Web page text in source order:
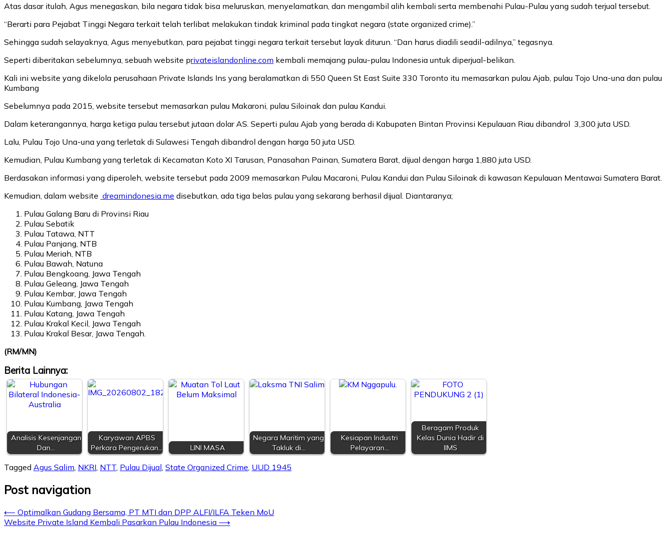
Atas dasar itulah, Agus menegaskan, bila negara tidak bisa meluruskan, menyelamatkan, dan mengambil alih kembali serta membenahi Pulau-Pulau yang sudah terjual tersebut.
“Berarti para Pejabat Tinggi Negara terkait telah terlibat melakukan tindak kriminal pada tingkat negara (state organized crime).”
Sehingga sudah selayaknya, Agus menyebutkan, para pejabat tinggi negara terkait tersebut layak diturun. “Dan harus diadili seadil-adilnya,” tegasnya.
Seperti diberitakan sebelumnya, sebuah website privateislandonline.com kembali memajang pulau-pulau Indonesia untuk diperjual-belikan.
Kali ini website yang dikelola perusahaan Private Islands Ins yang beralamatkan di 550 Queen St East Suite 330 Toronto itu memasarkan pulau Ajab, pulau Tojo Una-una dan pulau
Kumbang
Sebelumnya pada 2015, website tersebut memasarkan pulau Makaroni, pulau Siloinak dan pulau Kandui.
Dalam keterangannya, harga ketiga pulau tersebut jutaan dolar AS. Seperti pulau Ajab yang berada di Kabupaten Bintan Provinsi Kepulauan Riau dibandrol 3,300 juta USD.
Lalu, Pulau Tojo Una-una yang terletak di Sulawesi Tengah dibandrol dengan harga 50 juta USD.
Kemudian, Pulau Kumbang yang terletak di Kecamatan Koto XI Tarusan, Panasahan Painan, Sumatera Barat, dijual dengan harga 1,880 juta USD.
Berdasakan informasi yang diperoleh, website tersebut pada 2009 memasarkan Pulau Macaroni, Pulau Kandui dan Pulau Siloinak di kawasan Kepulauan Mentawai Sumatera Barat.
Kemudian, dalam website dreamindonesia.me disebutkan, ada tiga belas pulau yang sekarang berhasil dijual. Diantaranya;
Pulau Galang Baru di Provinsi Riau
Pulau Sebatik
Pulau Tatawa, NTT
Pulau Panjang, NTB
Pulau Meriah, NTB
Pulau Bawah, Natuna
Pulau Bengkoang, Jawa Tengah
Pulau Geleang, Jawa Tengah
Pulau Kembar, Jawa Tengah
Pulau Kumbang, Jawa Tengah
Pulau Katang, Jawa Tengah
Pulau Krakal Kecil, Jawa Tengah
Pulau Krakal Besar, Jawa Tengah.
(RM/MN)
Berita Lainnya:
Analisis Kesenjangan
Dan…
Karyawan APBS
Perkara Pengerukan…
LINI MASA
Negara Maritim yang
Takluk di…
Kesiapan Industri
Pelayaran…
Beragam Produk
Kelas Dunia Hadir di
IIMS
Tagged Agus Salim NKRI NTT Pulau Dijual State Organized Crime UUD 1945
Post navigation
⟵ Optimalkan Gudang Bersama, PT MTI dan DPP ALFI/ILFA Teken MoU
Website Private Island Kembali Pasarkan Pulau Indonesia ⟶